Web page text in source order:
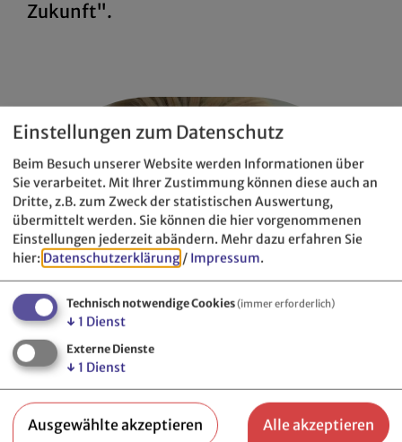
Zukunft".
Einstellungen zum Datenschutz
Beim Besuch unserer Website werden Informationen über
Sie verarbeitet. Mit Ihrer Zustimmung können diese auch an
Dritte, z.B. zum Zweck der statistischen Auswertung,
übermittelt werden. Sie können die hier vorgenommenen
Einstellungen jederzeit abändern. Mehr dazu erfahren Sie
hier: Datenschutzerklärung / Impressum.
Technisch notwendige Cookies(immer erforderlich)
↓ 1 Dienst
Externe Dienste
↓ 1 Dienst
Ausgewählte akzeptieren Alle akzeptieren